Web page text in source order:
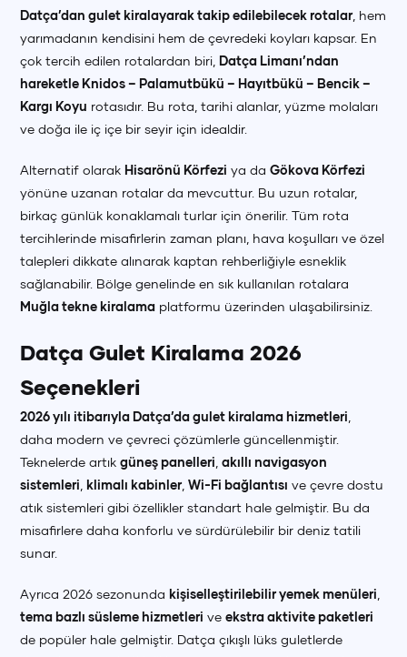
Datça’dan gulet kiralayarak takip edilebilecek rotalar , hem
yarımadanın kendisini hem de çevredeki koyları kapsar. En
çok tercih edilen rotalardan biri, Datça Limanı’ndan
hareketle Knidos – Palamutbükü – Hayıtbükü – Bencik –
Kargı Koyu rotasıdır. Bu rota, tarihi alanlar, yüzme molaları
ve doğa ile iç içe bir seyir için idealdir.
Alternatif olarak Hisarönü Körfezi ya daGökova Körfezi
yönüne uzanan rotalar da mevcuttur. Bu uzun rotalar,
birkaç günlük konaklamalı turlar için önerilir. Tüm rota
tercihlerinde misafirlerin zaman planı, hava koşulları ve özel
talepleri dikkate alınarak kaptan rehberliğiyle esneklik
sağlanabilir. Bölge genelinde en sık kullanılan rotalara
Muğla tekne kiralama platformu üzerinden ulaşabilirsiniz.
Datça Gulet Kiralama 2026
Seçenekleri
2026 yılı itibarıyla Datça’da gulet kiralama hizmetleri
daha modern ve çevreci çözümlerle güncellenmiştir.
Teknelerde artıkgüneş panelleri ,akıllı navigasyon
sistemleri klimalı kabinler ,Wi-Fi bağlantısı ve çevre dostu
atık sistemleri gibi özellikler standart hale gelmiştir. Bu da
misafirlere daha konforlu ve sürdürülebilir bir deniz tatili
sunar.
Ayrıca 2026 sezonunda kişiselleştirilebilir yemek menüleri
tema bazlı süsleme hizmetleri veekstra aktivite paketleri
de popüler hale gelmiştir. Datça çıkışlı lüks guletlerde